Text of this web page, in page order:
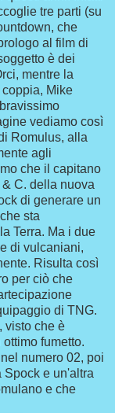
tre parti (su
che
al film di
è dei
mentre la
Mike
vediamo così
Romulus, alla
agli
che il capitano
C. della nuova
di generare un
sta
Terra. Ma i due
di vulcaniani,
Risulta così
per ciò che
di TNG.
visto che è
fumetto.
numero 02, poi
e un'altra
e che